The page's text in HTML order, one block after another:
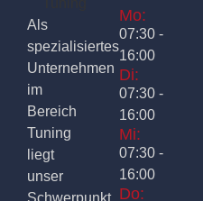
Als
spezialisiertes
Unternehmen
im
Bereich
Tuning
liegt
unser
Schwerpunkt
Mo:
07:30 -
16:00
Di:
07:30 -
16:00
Mi:
07:30 -
16:00
Do: